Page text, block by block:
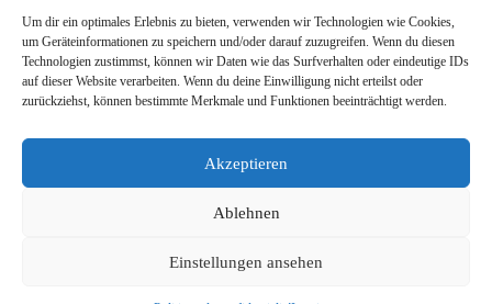
Um dir ein optimales Erlebnis zu bieten, verwenden wir Technologien wie Cookies,
um Geräteinformationen zu speichern und/oder darauf zuzugreifen. Wenn du diesen
Technologien zustimmst, können wir Daten wie das Surfverhalten oder eindeutige IDs
auf dieser Website verarbeiten. Wenn du deine Einwilligung nicht erteilst oder
zurückziehst, können bestimmte Merkmale und Funktionen beeinträchtigt werden.
Akzeptieren
Ablehnen
Einstellungen ansehen
la zone dans laquelle le pressage d’huile réel a
lieu.
Sécurisez la longévité de vos presses à huile avec des
pièces détachées de Kambas Oleopress, votre expert de
Mönchengladbach. Nous produisons en Allemagne et